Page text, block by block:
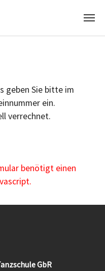
geben Sie bitte im
ein.
verrechnet.
benötigt einen
GbR